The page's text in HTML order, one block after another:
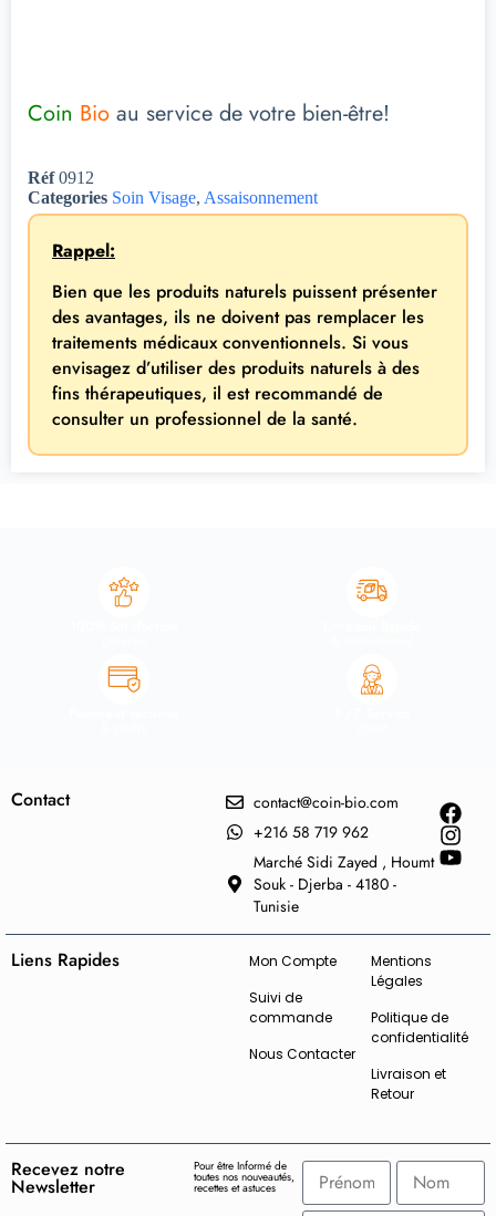
Coin Bio au service de votre bien-être!
Réf0912
Categories Soin Visage, Assaisonnement
Rappel:
Bien que les produits naturels puissent présenter
des avantages, ils ne doivent pas remplacer les
traitements médicaux conventionnels. Si vous
envisagez d’utiliser des produits naturels à des
fins thérapeutiques, il est recommandé de
consulter un professionnel de la santé.
Contact
contact@coin-bio.com
+216 58 719 962
Marché Sidi Zayed , Houmt
Souk - Djerba - 4180 -
Tunisie
Liens Rapides
Mon Compte
Suivi de
commande
Nous Contacter
Mentions
Légales
Politique de
confidentialité
Livraison et
Retour
Pour être Informé de
toutes nos nouveautés,
recettes et astuces
Recevez notre
Newsletter